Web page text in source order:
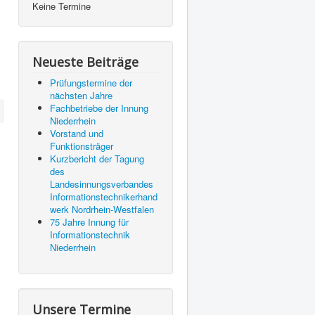
Keine Termine
Neueste Beiträge
Prüfungstermine der
nächsten Jahre
Fachbetriebe der Innung
Niederrhein
Vorstand und
Funktionsträger
Kurzbericht der Tagung
des
Landesinnungsverbandes
Informationstechnikerhand
werk Nordrhein-Westfalen
75 Jahre Innung für
Informationstechnik
Niederrhein
Unsere Termine